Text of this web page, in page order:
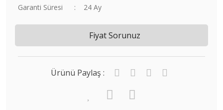
Garanti Süresi
24 Ay
Fiyat Sorunuz
Ürünü Paylaş :